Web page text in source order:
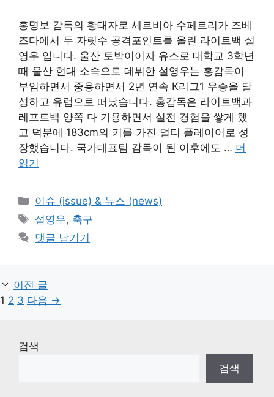
홍명보 감독의 황태자로 세르비아 수페르리가 즈베
즈다에서 두 자릿수 공격포인트를 올린 라이트백 설
영우 입니다. 울산 토박이이자 유스로 대학교 3학년
때 울산 현대 소속으로 데뷔한 설영우는 홍감독이
부임하면서 중용하면서 2년 연속 K리그1 우승을 달
성하고 유럽으로 떠났습니다. 홍감독은 라이트백과
레프트백 양쪽 다 기용하면서 실전 경험을 쌓게 했
고 덕분에 183cm의 키를 가진 멀티 플레이어로 성
장했습니다. 국가대표팀 감독이 된 이후에도 … 더
읽기
카
테
리
이슈 (issue) & 뉴스 (news)
태
그
설영우, 축구
댓글 남기기
이전 글
페
1 페
2 페
3 다음 →
검색
검색